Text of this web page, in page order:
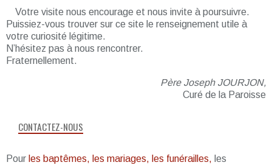
Votre visite nous encourage et nous invite à poursuivre.
Puissiez-vous trouver sur ce site le renseignement utile à
votre curiosité légitime.
N’hésitez pas à nous rencontrer.
Fraternellement.
Père Joseph JOURJON,
Curé de la Paroisse
CONTACTEZ-NOUS
Pour les baptêmes, les mariages, les funérailles, les